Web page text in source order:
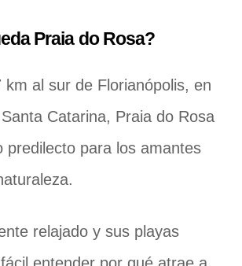
Praia do Rosa?
km al sur de Florianópolis, en
Catarina, Praia do Rosa
predilecto para los amantes
relajado y sus playas